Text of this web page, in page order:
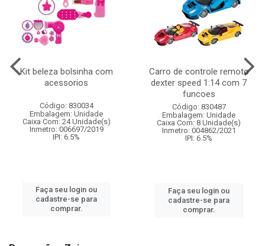
Kit beleza bolsinha com
acessorios
Código: 830034
Embalagem: Unidade
Caixa Com: 24 Unidade(s)
Inmetro: 006697/2019
IPI: 6.5%
Faça seu login ou
cadastre-se para
comprar.
Carro de controle remoto
dexter speed 1:14 com 7
funcoes
Código: 830487
Embalagem: Unidade
Caixa Com: 8 Unidade(s)
Inmetro: 004862/2021
IPI: 6.5%
Faça seu login ou
cadastre-se para
comprar.